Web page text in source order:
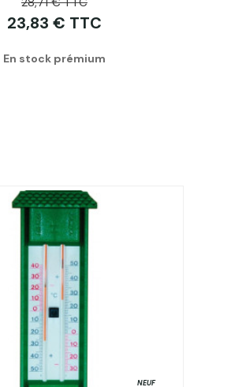
23,83 € TTC
En stock prémium
NEUF